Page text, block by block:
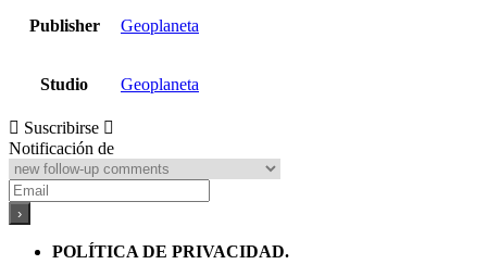
Publisher Geoplaneta
Studio Geoplaneta
Suscribirse
Notificación de
POLÍTICA DE PRIVACIDAD.